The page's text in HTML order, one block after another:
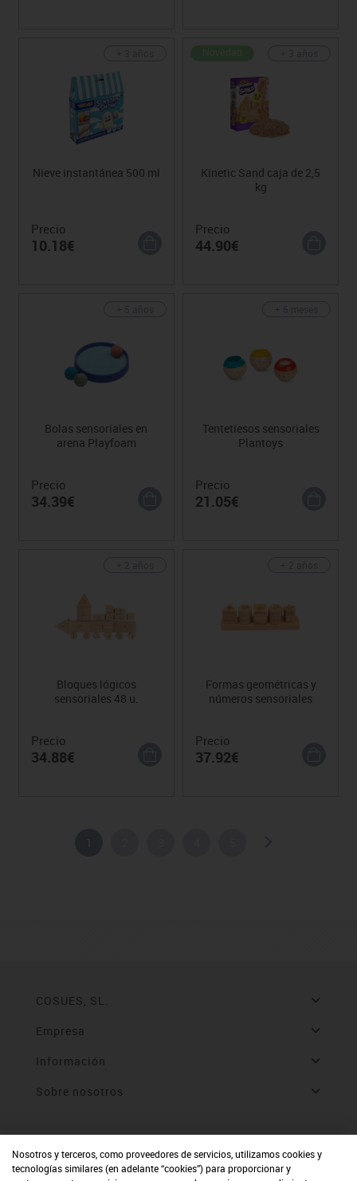
Nieve instantánea 500 ml
Precio
10.18€
Kinetic Sand caja de 2,5
kg
Precio
44.90€
Bolas sensoriales en
arena Playfoam
Precio
34.39€
Tentetiesos sensoriales
Plantoys
Precio
21.05€
Bloques lógicos
sensoriales 48 u.
Precio
34.88€
Formas geométricas y
números sensoriales
Precio
37.92€
COSUES, SL.
Empresa
Información
Sobre nosotros
Nosotros y terceros, como proveedores de servicios, utilizamos cookies y
tecnologías similares (en adelante “cookies”) para proporcionar y